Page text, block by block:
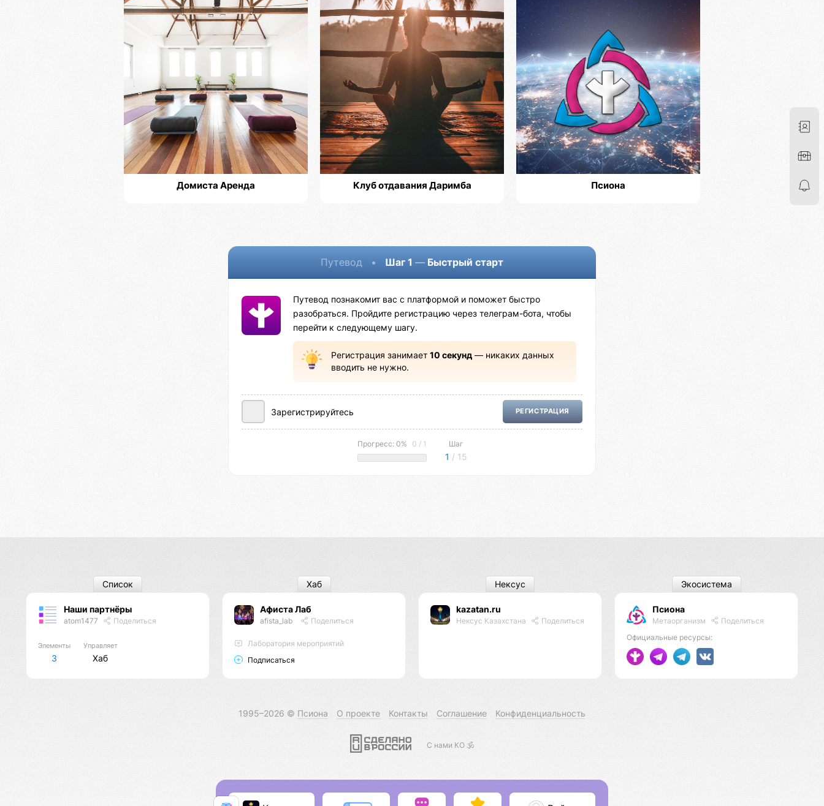
Домиста Аренда Клуб отдавания Даримба Псиона
Путевод • Шаг 1 — Быстрый старт
Путевод познакомит вас с платформой и поможет быстро
разобраться. Пройдите регистрацию через телеграм-бота, чтобы
перейти к следующему шагу.
Регистрация занимает 10 секунд— никаких данных
вводить не нужно.
Зарегистрируйтесь РЕГИСТРАЦИЯ
Прогресс: 0% 0 / 1 Шаг
1 / 15
Наши партнёры
atom1477 Поделиться
Элементы
3
Управляет
Хаб
Список
Афиста Лаб
afista_lab Поделиться
Лаборатория мероприятий
Подписаться
Хаб
kazatan.ru
Нексус Казахстана Поделиться
Нексус
Псиона
Метаорганизм
Поделиться
Официальные ресурсы:
Экосистема
1995–2026 © Псиона О проекте Контакты Соглашение Конфиденциальность
С нами КО 🕉️